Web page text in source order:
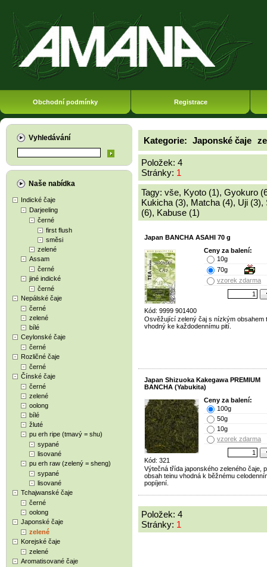
Obchodní podmínky Registrace
Vyhledávání
Naše nabídka
Indické čaje
Darjeeling
černé
first flush
směsi
zelené
Assam
černé
jiné indické
černé
Nepálské čaje
černé
zelené
bílé
Ceylonské čaje
černé
Rozličné čaje
černé
Čínské čaje
černé
zelené
oolong
bílé
žluté
pu erh ripe (tmavý = shu)
sypané
lisované
pu erh raw (zelený = sheng)
sypané
lisované
Tchajwanské čaje
černé
oolong
Japonské čaje
zelené
Korejské čaje
zelené
Aromatisované čaje
Kategorie: Japonské čaje
Položek: 4
Stránky: 1
Tagy: vše, Kyoto (1), Gyokuro
Kukicha (3), Matcha (4), Uji (3),
(6), Kabuse (1)
Japan BANCHA ASAHI 70 g
Kód: 9999 901400
Ceny za balení:
10g
70g
vzorek zdarma
Osvěžující zelený čaj s nízkým obsahem
vhodný ke každodennímu pití.
Japan Shizuoka Kakegawa PREMIUM
BANCHA (Yabukita)
Kód: 321
Ceny za balení:
100g
50g
10g
vzorek zdarma
Výtečná třída japonského zeleného čaje,
obsah teinu vhodná k běžnému
popíjení.
Položek: 4
Stránky: 1